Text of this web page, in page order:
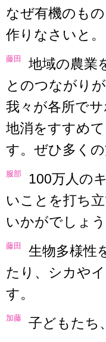
なぜ有機のも
作りなさいと。
藤田
地域の農業
とのつながり
我々が各所で
地消をすすめ
す。ぜひ多く
服部
100万人の
いことを打ち
いかがでしょ
藤田
生物多様性
たり、シカや
す。
加藤 子どもたち